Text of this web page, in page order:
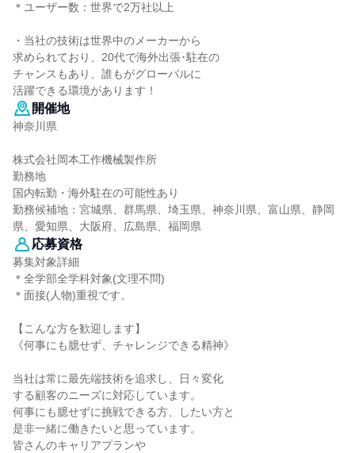
＊ユーザー数：世界で2万社以上
・当社の技術は世界中のメーカーから
求められており、20代で海外出張･駐在の
チャンスもあり、誰もがグローバルに
活躍できる環境があります！
開催地
神奈川県
株式会社岡本工作機械製作所
勤務地
国内転勤・海外駐在の可能性あり
勤務候補地：宮城県、群馬県、埼玉県、神奈川県、富山県、静岡
県、愛知県、大阪府、広島県、福岡県
応募資格
募集対象詳細
＊全学部全学科対象(文理不問)
＊面接(人物)重視です。
【こんな方を歓迎します】
《何事にも臆せず、チャレンジできる精神》
当社は常に最先端技術を追求し、日々変化
する顧客のニーズに対応しています。
何事にも臆せずに挑戦できる方、したい方と
是非一緒に働きたいと思っています。
皆さんのキャリアプランや